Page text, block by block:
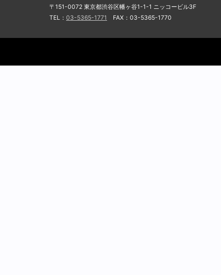
〒151-0072 東京都渋谷区幡ヶ谷1-1-1 ニッコービル3F
TEL： 03-5365-1771 FAX：03-5365-1770